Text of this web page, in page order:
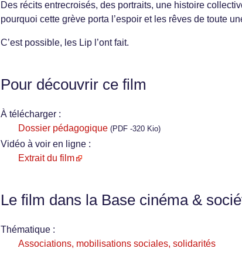
Des récits entrecroisés, des portraits, une histoire
pourquoi cette grève porta l’espoir et les rêves de toute
C’est possible, les Lip l’ont fait.
Pour découvrir ce film
À télécharger :
Dossier pédagogique (PDF -320 Kio)
Vidéo à voir en ligne :
Extrait du film
Le film dans la Base cinéma &
Thématique :
Associations, mobilisations sociales, solidarités